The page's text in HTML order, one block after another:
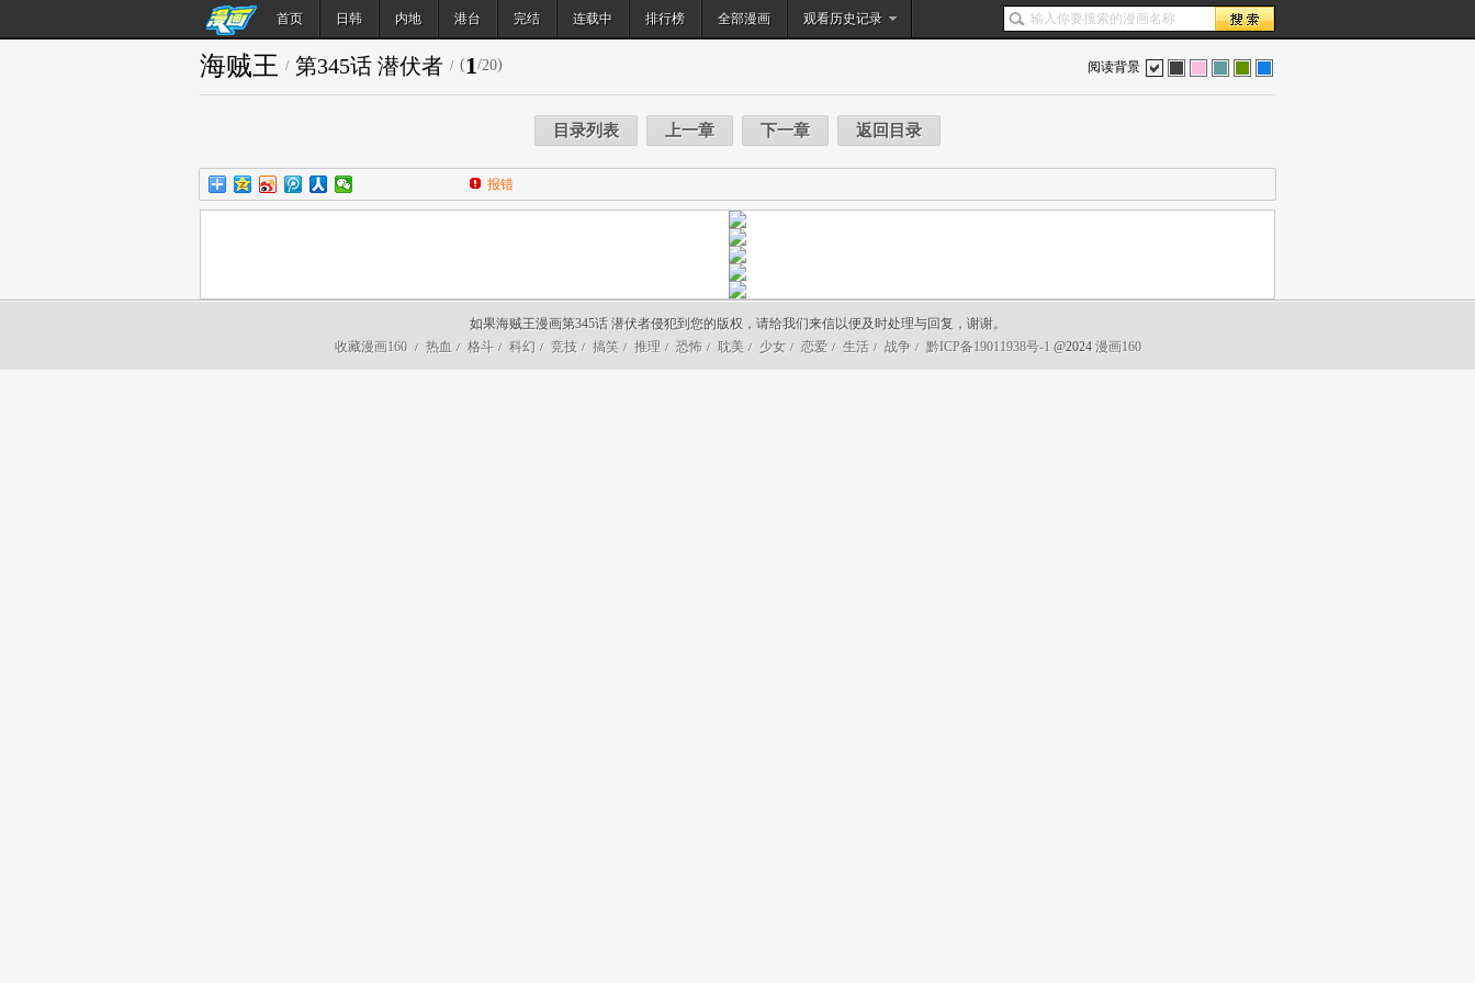
首页 日韩 内地 港台 完结 连载中 排行榜 全部漫画 观看历史记录
搜索
阅读背景
海贼王 / 第345话 潜伏者 / (1/20)
目录列表 上一章 下一章 返回目录
报错
如果海贼王漫画第345话 潜伏者侵犯到您的版权，请给我们来信以便及时处理与回复，谢谢。
收藏漫画160
/ 热血 / 格斗 / 科幻 / 竞技 / 搞笑 / 推理 / 恐怖 / 耽美 / 少女 / 恋爱 / 生活 / 战争 / 黔ICP备19011938号-1 @2024 漫画160